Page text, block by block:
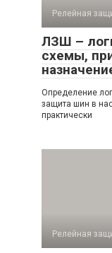
Релейная
ЛЗШ –
схемы,
Определение
защита шин в
практически
Релейная